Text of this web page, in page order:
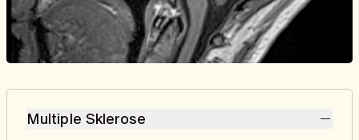
Multiple Sklerose